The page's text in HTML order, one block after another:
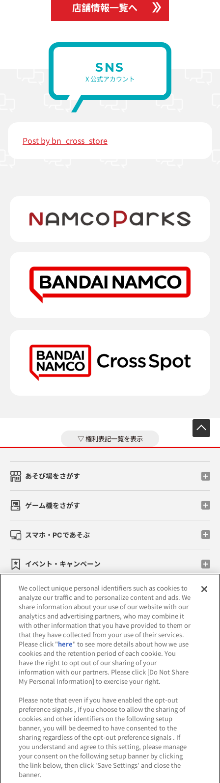
店舗情報一覧へ
SNS
X 公式アカウント
Post by bn_cross_store
権利表記一覧を表示
あそび場をさがす
ゲーム機をさがす
スマホ・PCであそぶ
イベント・キャンペーン
関連会社 サステナビリティ サイトポリシー
プライバシーポリシー
ウェブアクセシビリティ方針と検証結果
お取引先さまとともに 食品のご提供について
カスタマーハラスメント対応方針
よくあるご質問・お問い合わせ
We collect unique personal identifiers such as cookies to
analyze our traffic and to personalize content and ads. We
share information about your use of our website with our
analytics and advertising partners, who may combine it
with other information that you have provided to them or
that they have collected from your use of their services.
Please click "here" to see more details about how we use
cookies and the retention period of each cookie. You
have the right to opt out of our sharing of your
information with our partners. Please click [Do Not Share
My Personal Information] to exercise your right.
Please note that even if you have enabled the opt-out
preference signals , if you choose to allow the sharing of
cookies and other identifiers on the following setup
banner, you will be deemed to have consented to the
sharing regardless of the opt-out preference signals . If
you understand and agree to this setting, please manage
your consent on the following setup banner by clicking
the link below, then click 'Save Settings' and close the
banner.